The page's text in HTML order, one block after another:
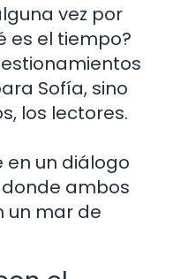
vez por
es el tiempo?
Sofía, sino
los lectores.
en un diálogo
ambos
un mar de